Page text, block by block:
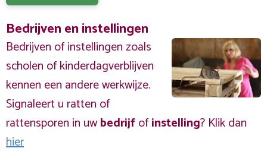
Bedrijven en instellingen
Bedrijven of instellingen zoals
scholen of kinderdagverblijven
kennen een andere werkwijze.
Signaleert u ratten of
rattensporen in uwbedrijfofinstelling? Klik dan
hier